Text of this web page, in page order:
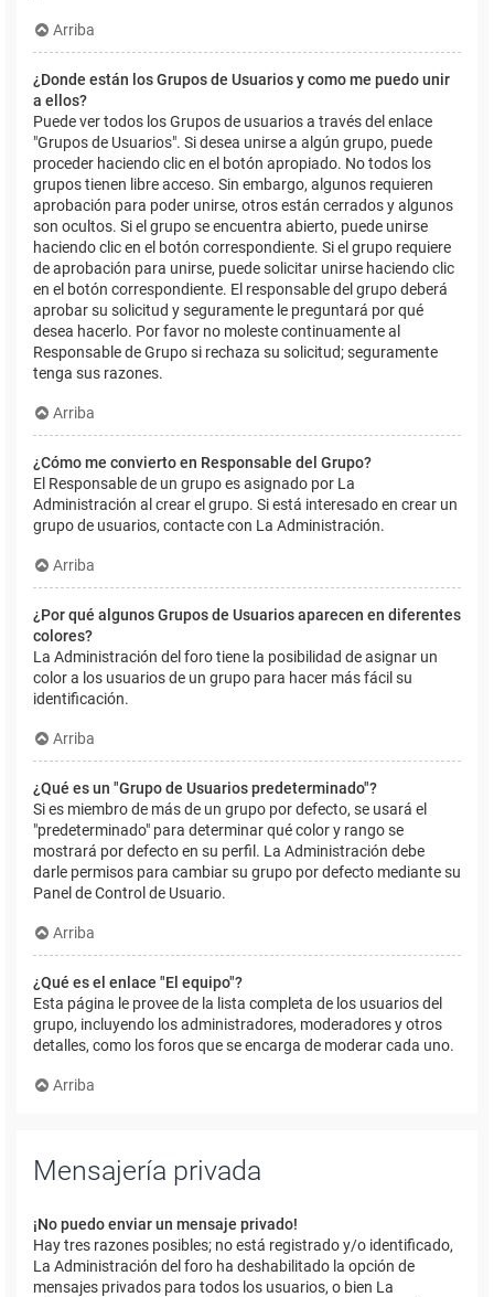
Arriba
¿Donde están los Grupos de Usuarios y como me puedo unir
a ellos?
Puede ver todos los Grupos de usuarios a través del enlace
"Grupos de Usuarios". Si desea unirse a algún grupo, puede
proceder haciendo clic en el botón apropiado. No todos los
grupos tienen libre acceso. Sin embargo, algunos requieren
aprobación para poder unirse, otros están cerrados y algunos
son ocultos. Si el grupo se encuentra abierto, puede unirse
haciendo clic en el botón correspondiente. Si el grupo requiere
de aprobación para unirse, puede solicitar unirse haciendo clic
en el botón correspondiente. El responsable del grupo deberá
aprobar su solicitud y seguramente le preguntará por qué
desea hacerlo. Por favor no moleste continuamente al
Responsable de Grupo si rechaza su solicitud; seguramente
tenga sus razones.
Arriba
¿Cómo me convierto en Responsable del Grupo?
El Responsable de un grupo es asignado por La
Administración al crear el grupo. Si está interesado en crear un
grupo de usuarios, contacte con La Administración.
Arriba
¿Por qué algunos Grupos de Usuarios aparecen en diferentes
colores?
La Administración del foro tiene la posibilidad de asignar un
color a los usuarios de un grupo para hacer más fácil su
identificación.
Arriba
¿Qué es un "Grupo de Usuarios predeterminado"?
Si es miembro de más de un grupo por defecto, se usará el
"predeterminado" para determinar qué color y rango se
mostrará por defecto en su perfil. La Administración debe
darle permisos para cambiar su grupo por defecto mediante su
Panel de Control de Usuario.
Arriba
¿Qué es el enlace "El equipo"?
Esta página le provee de la lista completa de los usuarios del
grupo, incluyendo los administradores, moderadores y otros
detalles, como los foros que se encarga de moderar cada uno.
Arriba
Mensajería privada
¡No puedo enviar un mensaje privado!
Hay tres razones posibles; no está registrado y/o identificado,
La Administración del foro ha deshabilitado la opción de
mensajes privados para todos los usuarios, o bien La